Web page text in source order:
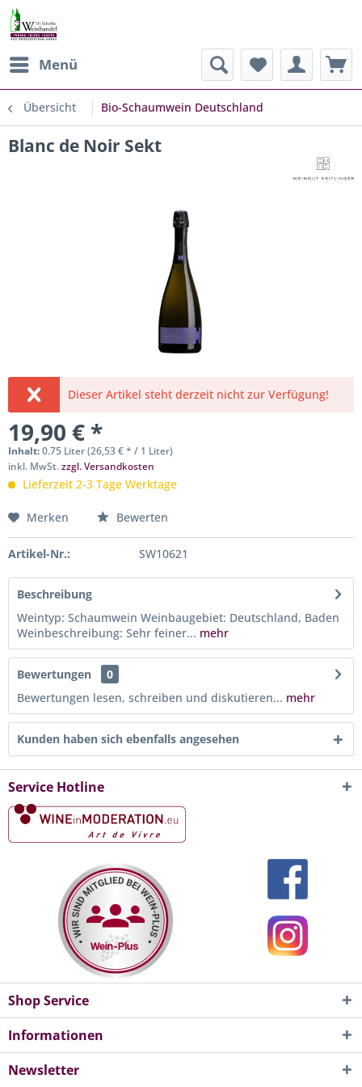
Menü
Übersicht Bio-Schaumwein Deutschland
Blanc de Noir Sekt
Dieser Artikel steht derzeit nicht zur Verfügung!
19,90 € *
Inhalt:0.75 Liter (26,53 € * / 1 Liter)
inkl. MwSt.zzgl. Versandkosten
Lieferzeit 2-3 Tage Werktage
Merken Bewerten
Artikel-Nr.: SW10621
Beschreibung
Weintyp: Schaumwein Weinbaugebiet: Deutschland, Baden
Weinbeschreibung: Sehr feiner... mehr
Bewertungen
0
Bewertungen lesen, schreiben und diskutieren... mehr
Kunden haben sich ebenfalls angesehen
Service Hotline
Shop Service
Informationen
Newsletter